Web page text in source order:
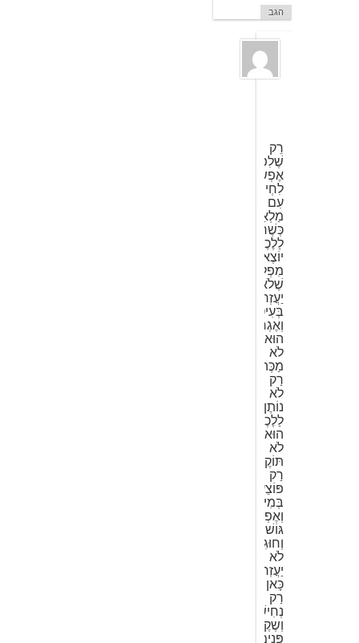
הגב
13
רֵק
שֶׁלִפְעַמִים
אֶפְשָר
לִחְיוֹת
עִם
מַלְאַךְ
כְּשֶׁרוֹצִים
לַלֶכֶת
יוֹצֶאת
מִפְלֶצֶת
שֶׁלֹא
יַעֲזְרוּ
בְּעִיטוֹת
וְאֶגְרוֹפִים
הוּא
לֹא
מַכֶּה
רַק
לֹא
נוֹתֶן
לַלֶכֶת
הוּא
לֹא
תּוֹקֶף
רַק
פּוֹצֵעַ
בְּמִילִים.
וְאֶפְרַת
גּוֹשׁ
וְחוּגִים
לֹא
יַעֲזְרוּ
כָּאן
רַק
נְחִישׁוּת
וְשֶקֶט
פְּנִימִי